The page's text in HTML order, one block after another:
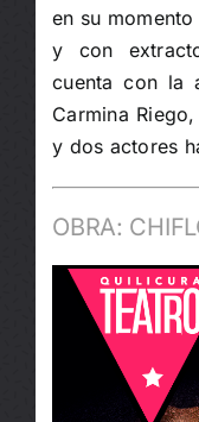
en su
y con
cuenta con la
Carmina
y dos actores
OBRA: